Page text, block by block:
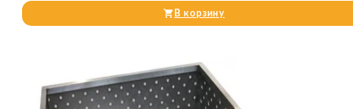
В корзину